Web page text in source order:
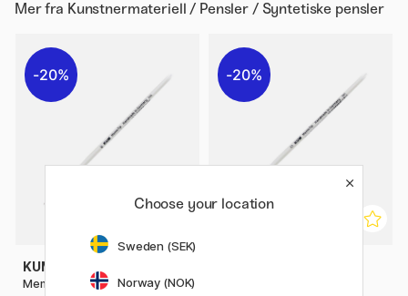
Mer fra Kunstnermateriell / Pensler / Syntetiske pensler
20%
KUM
Memory Point Rund St 00
20%
Choose your location
Sweden (SEK)
Norway (NOK)